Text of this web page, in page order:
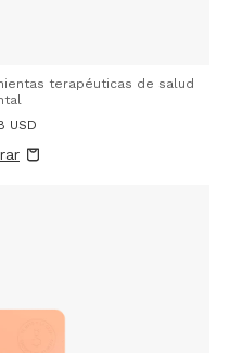
terapéuticas de salud
USD